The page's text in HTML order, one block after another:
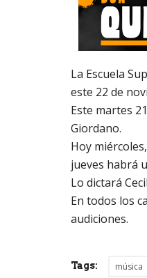
La Escuela
este 22 de
Este martes
Giordano.
Hoy
jueves habrá
Lo dictará
En todos los
audiciones.
Tags: música